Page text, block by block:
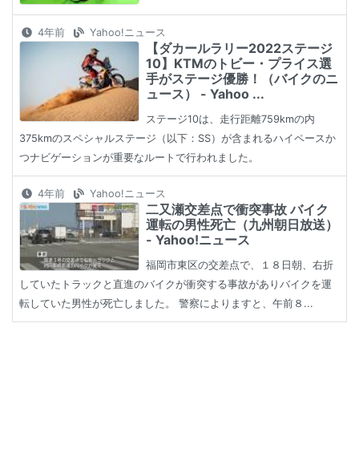
4年前 Yahoo!ニュース
【ダカールラリー2022ステージ
10】KTMのトビー・プライス選
手がステージ優勝！（バイクのニ
ュース） - Yahoo ...
ステージ10は、走行距離759kmの内
375kmのスペシャルステージ（以下：SS）が含まれるハイペースか
つナビゲーションが重要なルートで行われました。
4年前 Yahoo!ニュース
二又瀬交差点で衝突事故 バイク
運転の男性死亡（九州朝日放送）
- Yahoo!ニュース
福岡市東区の交差点で、１８日朝、右折
していたトラックと直進のバイクが衝突する事故がありバイクを運
転していた男性が死亡しました。 警察によりますと、午前８...